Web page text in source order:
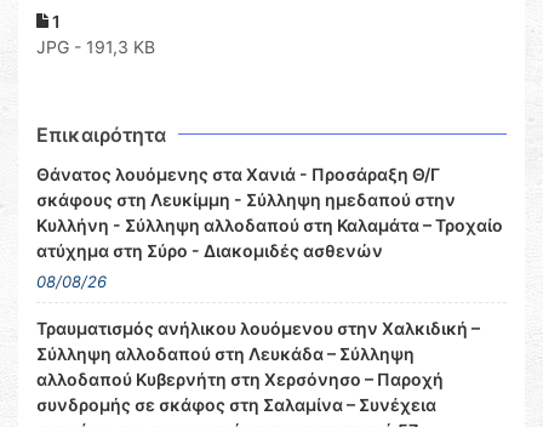
1
JPG - 191,3 KB
Επικαιρότητα
Θάνατος λουόμενης στα Χανιά - Προσάραξη Θ/Γ
σκάφους στη Λευκίμμη - Σύλληψη ημεδαπού στην
Κυλλήνη - Σύλληψη αλλοδαπού στη Καλαμάτα – Τροχαίο
ατύχημα στη Σύρο - Διακομιδές ασθενών
08/08/26
Τραυματισμός ανήλικου λουόμενου στην Χαλκιδική –
Σύλληψη αλλοδαπού στη Λευκάδα – Σύλληψη
αλλοδαπού Κυβερνήτη στη Χερσόνησο – Παροχή
συνδρομής σε σκάφος στη Σαλαμίνα – Συνέχεια